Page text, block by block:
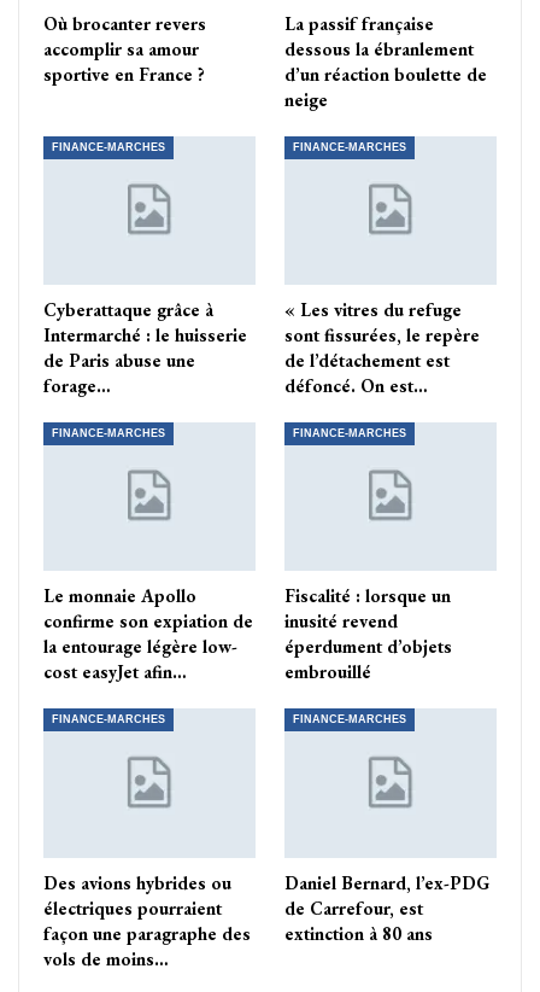
Où brocanter revers
accomplir sa amour
sportive en France ?
La passif française
dessous la ébranlement
d’un réaction boulette de
neige
FINANCE-MARCHES
Cyberattaque grâce à
Intermarché : le huisserie
de Paris abuse une
forage…
FINANCE-MARCHES
« Les vitres du refuge
sont fissurées, le repère
de l’détachement est
défoncé. On est…
FINANCE-MARCHES
Le monnaie Apollo
confirme son expiation de
la entourage légère low-
cost easyJet afin…
FINANCE-MARCHES
Fiscalité : lorsque un
inusité revend
éperdument d’objets
embrouillé
FINANCE-MARCHES
Des avions hybrides ou
électriques pourraient
façon une paragraphe des
vols de moins…
FINANCE-MARCHES
Daniel Bernard, l’ex-PDG
de Carrefour, est
extinction à 80 ans